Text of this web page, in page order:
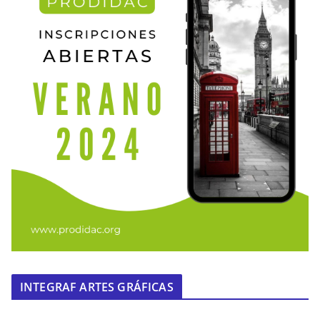
INTEGRAF ARTES GRÁFICAS